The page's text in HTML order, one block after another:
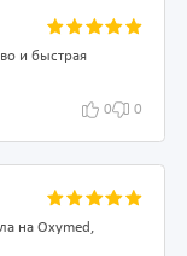
и быстрая
0 0
на Oxymed,